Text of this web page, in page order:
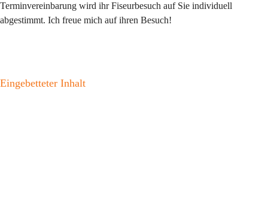
Terminvereinbarung wird ihr Fiseurbesuch auf Sie individuell
abgestimmt. Ich freue mich auf ihren Besuch!
Eingebetteter Inhalt